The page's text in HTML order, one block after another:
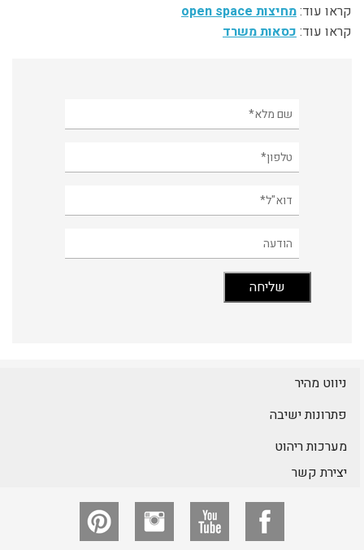
קראו עוד:מחיצות open space
קראו עוד:כסאות משרד
ניווט מהיר
פתרונות ישיבה
מערכות ריהוט
יצירת קשר